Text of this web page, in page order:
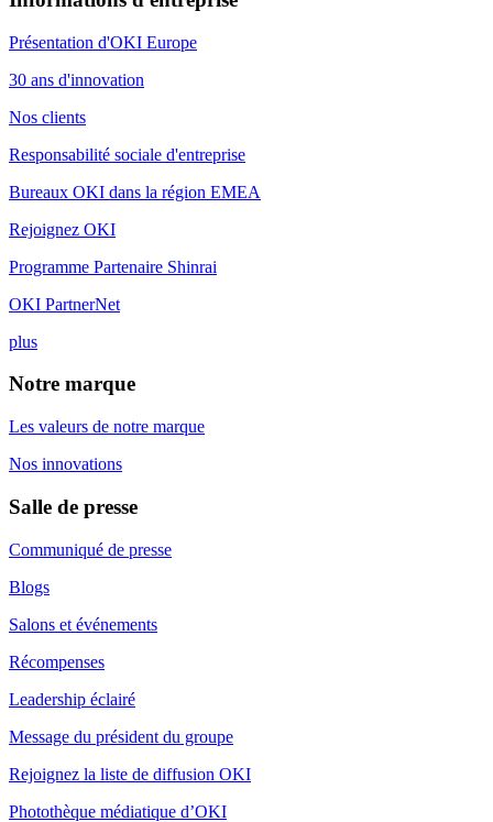
Présentation d'OKI Europe
30 ans d'innovation
Nos clients
Responsabilité sociale d'entreprise
Bureaux OKI dans la région EMEA
Rejoignez OKI
Programme Partenaire Shinrai
OKI PartnerNet
plus
Notre marque
Les valeurs de notre marque
Nos innovations
Salle de presse
Communiqué de presse
Blogs
Salons et événements
Récompenses
Leadership éclairé
Message du président du groupe
Rejoignez la liste de diffusion OKI
Photothèque médiatique d’OKI